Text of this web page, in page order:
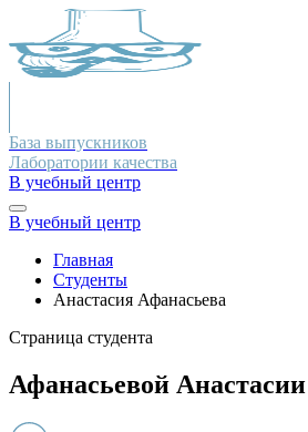
База выпускников
Лаборатории качества
В учебный центр
В учебный центр
Главная
Студенты
Анастасия Афанасьева
Страница студента
Афанасьевой Анастасии